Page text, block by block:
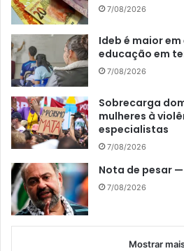
7/08/2026
Ideb é maior
educação em
7/08/2026
Sobrecarga
mulheres à
especialistas
7/08/2026
Nota de pesar
7/08/2026
Mostrar